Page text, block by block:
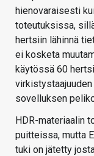
hienovaraisesti
toteutuksissa,
hertsiin lähinnä
ei kosketa
käytössä 60
sovelluksen
HDR-materiaalin
puitteissa, mutta
tuki on jätetty